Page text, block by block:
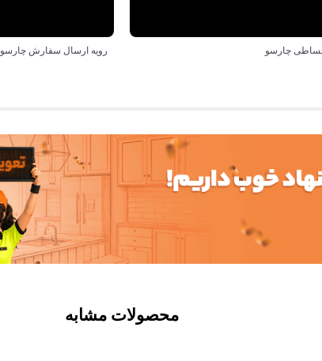
چارسو رویه ارسال سفارش چارسو
محصولات مشابه